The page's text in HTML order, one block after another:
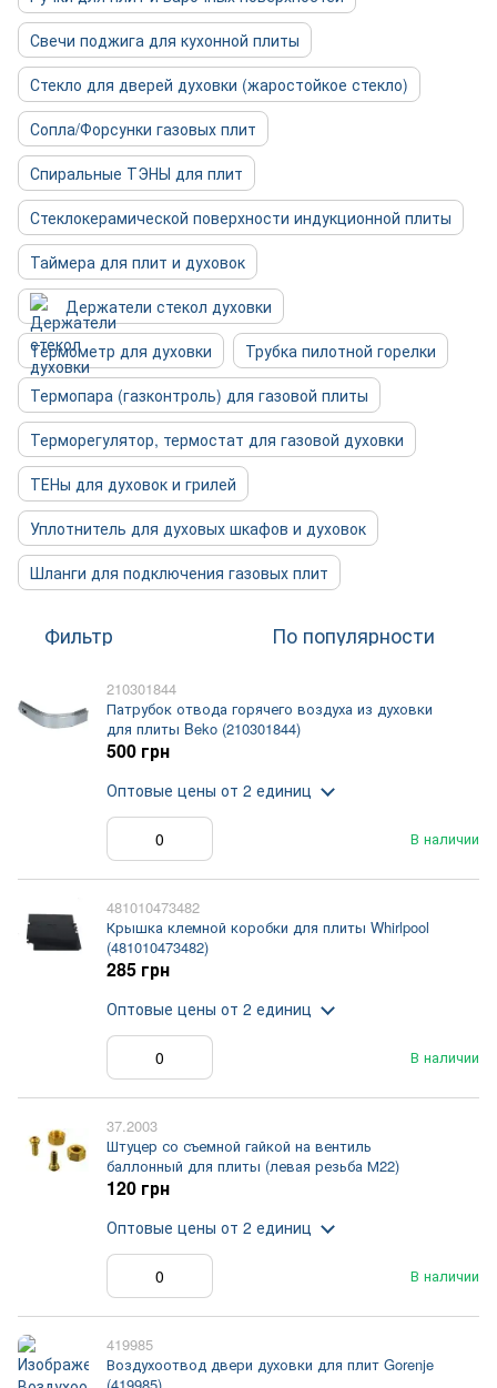
Свечи поджига для кухонной плиты
Стекло для дверей духовки (жаростойкое стекло)
Сопла/Форсунки газовых плит
Спиральные ТЭНЫ для плит
Стеклокерамической поверхности индукционной плиты
Таймера для плит и духовок
Держатели стекол духовки
Термометр для духовки
Трубка пилотной горелки
Термопара (газконтроль) для газовой плиты
Терморегулятор, термостат для газовой духовки
ТЕНы для духовок и грилей
Уплотнитель для духовых шкафов и духовок
Шланги для подключения газовых плит
Фильтр По популярности
210301844
Патрубок отвода горячего воздуха из духовки
для плиты Beko (210301844)
В наличии
500 грн
Оптовые цены от 2 единиц
481010473482
Крышка клемной коробки для плиты Whirlpool
(481010473482)
В наличии
285 грн
Оптовые цены от 2 единиц
37.2003
Штуцер со съемной гайкой на вентиль
баллонный для плиты (левая резьба М22)
В наличии
120 грн
Оптовые цены от 2 единиц
419985
Воздухоотвод двери духовки для плит Gorenje